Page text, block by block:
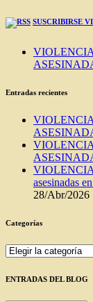
SUSCRIBIRSE
Entradas recientes
asesinadas
28/Abr/2026
Categorías
Categorías
ENTRADAS DEL BLOG